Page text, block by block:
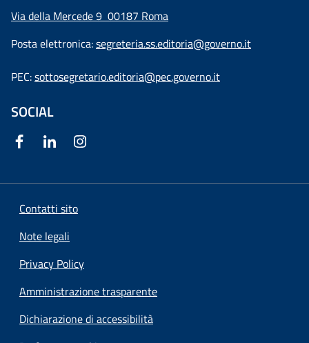
Via della Mercede 9 00187 Roma
Posta elettronica:segreteria.ss.editoria@governo.it
PEC:sottosegretario.editoria@pec.governo.it
SOCIAL
Contatti sito
Note legali
Privacy Policy
Amministrazione trasparente
Dichiarazione di accessibilità